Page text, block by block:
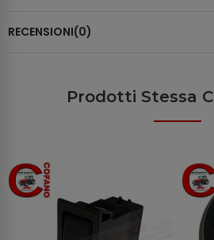
RECENSIONI(0)
Prodotti Stessa